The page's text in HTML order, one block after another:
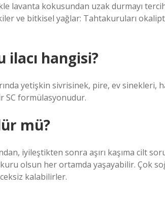
lavanta kokusundan uzak durmayı
ve bitkisel yağlar: Tahtakuruları
hangisi?
yetişkin sivrisinek, pire, ev sinekleri,
formülasyonudur.
mü?
iyileştikten sonra aşırı kaşıma cilt
olsun her ortamda yaşayabilir. Çok
kalabilirler.